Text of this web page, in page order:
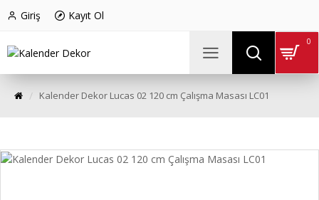
Giriş Kayıt Ol
0
Kalender Dekor Lucas 02 120 cm Çalışma Masası LC01